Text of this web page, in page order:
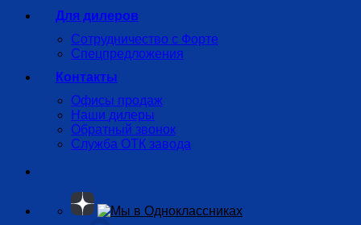
Для дилеров
Сотрудничество с Форте
Спецпредложения
Контакты
Офисы продаж
Наши дилеры
Обратный звонок
Служба ОТК завода